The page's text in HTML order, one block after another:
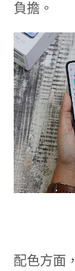
負擔。
配色方面